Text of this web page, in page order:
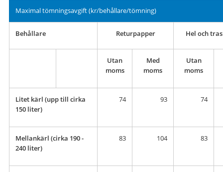
Maximal tömningsavgift (kr/behållare/tömning)
Behållare Returpapper Hel och
Utan
moms
Med
moms
Utan
moms
Litet kärl (upp till cirka
150 liter)
74 93 74
Mellankärl (cirka 190 -
240 liter)
83 104 83